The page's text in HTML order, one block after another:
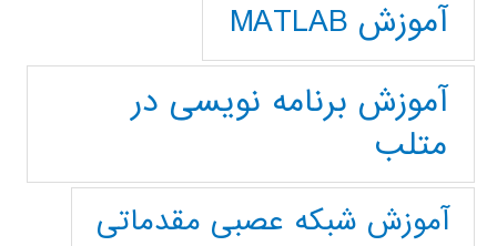
آموزش MATLAB
آموزش برنامه نویسی در
متلب
آموزش شبکه عصبی مقدماتی